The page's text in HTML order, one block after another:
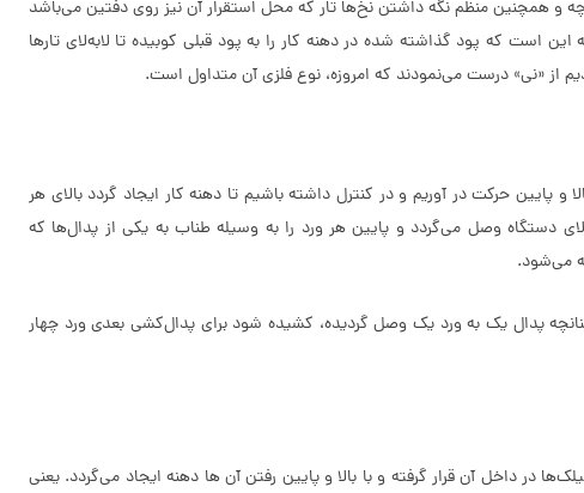
و همچنین منظم نگه داشتن نخ‌ها تار که محل استقرار آن نیز روی دفتین می‌باشد
است که پود گذاشته شده در دهنه کار را به پود قبلی کوبیده تا لابه‌لای تارها
از «نی» درست می‌نمودند که امروزه، نوع فلزی آن متداول است.
و پایین حرکت در آوریم و در کنترل داشته باشیم تا دهنه کار ایجاد گردد بالای هر
دستگاه وصل می‌گردد و پایین هر ورد را به وسیله طناب به یکی از پدال‌ها که
می‌شود.
پدال یک به ورد یک وصل گردیده، کشیده شود برای پدال‌کشی بعدی ورد چهار
داخل آن قرار گرفته و با بالا و پایین رفتن آن ها دهنه ایجاد می‌گردد. یعنی